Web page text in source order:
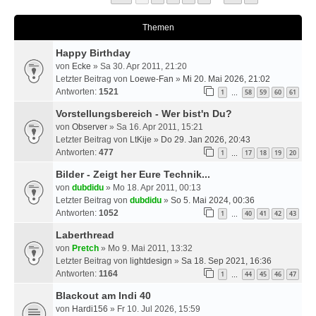
Themen
Happy Birthday
von Ecke » Sa 30. Apr 2011, 21:20
Letzter Beitrag von Loewe-Fan » Mi 20. Mai 2026, 21:02
Antworten: 1521 1 58 59 60 61
Vorstellungsbereich - Wer bist'n Du?
von Observer » Sa 16. Apr 2011, 15:21
Letzter Beitrag von LtKije » Do 29. Jan 2026, 20:43
Antworten: 477 1 17 18 19 20
Bilder - Zeigt her Eure Technik...
von dubdidu » Mo 18. Apr 2011, 00:13
Letzter Beitrag von dubdidu » So 5. Mai 2024, 00:36
Antworten: 1052 1 40 41 42 43
Laberthread
von Pretch » Mo 9. Mai 2011, 13:32
Letzter Beitrag von lightdesign » Sa 18. Sep 2021, 16:36
Antworten: 1164 1 44 45 46 47
Blackout am Indi 40
von Hardi156 » Fr 10. Jul 2026, 15:59